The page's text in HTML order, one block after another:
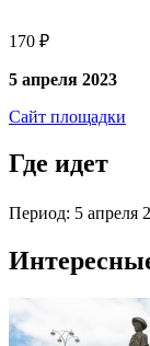
170 ₽
5 апреля 2023
Сайт площадки
Где идет
Период: 5 апреля